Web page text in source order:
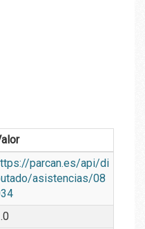
parcan.es/api/di
asistencias/08